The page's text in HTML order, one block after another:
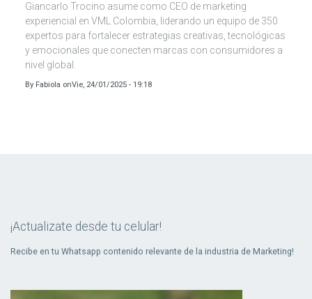
Giancarlo Trocino asume como CEO de marketing
experiencial en VML Colombia, liderando un equipo de 350
expertos para fortalecer estrategias creativas, tecnológicas
y emocionales que conecten marcas con consumidores a
nivel global.
By Fabiola onVie, 24/01/2025 - 19:18
¡Actualizate desde tu celular!
Recibe en tu Whatsapp contenido relevante de la industria de Marketing!